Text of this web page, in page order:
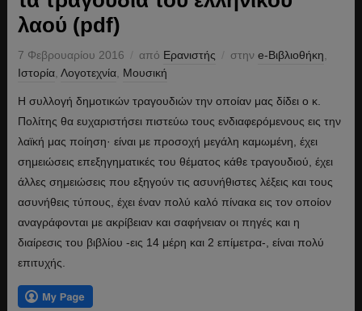
λαού (pdf)
7 Φεβρουαρίου 2016 από Ερανιστής στην e-Βιβλιοθήκη
Ιστορία, Λογοτεχνία, Μουσική
Η συλλογή δημοτικών τραγουδιών την οποίαν μας δίδει ο κ.
Πολίτης θα ευχαριστήσει πιστεύω τους ενδιαφερόμενους εις την
λαϊκή μας ποίηση· είναι με προσοχή μεγάλη καμωμένη, έχει
σημειώσεις επεξηγηματικές του θέματος κάθε τραγουδιού, έχει
άλλες σημειώσεις που εξηγούν τις ασυνήθιστες λέξεις και τους
ασυνήθεις τύπους, έχει έναν πολύ καλό πίνακα εις τον οποίον
αναγράφονται με ακρίβειαν και σαφήνειαν οι πηγές και η
διαίρεσις του βιβλίου -εις 14 μέρη και 2 επίμετρα-, είναι πολύ
επιτυχής.